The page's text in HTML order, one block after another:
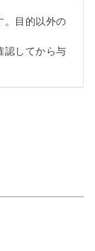
。目的以外の
認してから与